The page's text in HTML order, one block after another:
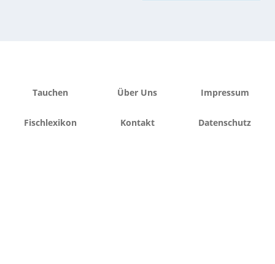
Tauchen
Fischlexikon
Über Uns
Kontakt
Impressum
Datenschutz